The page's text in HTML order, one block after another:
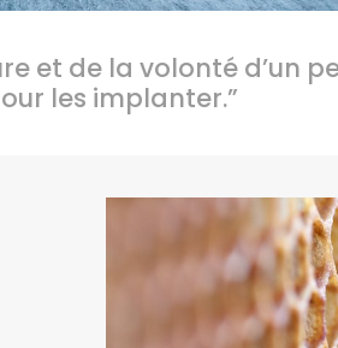
et de la volonté d’un
les implanter.”